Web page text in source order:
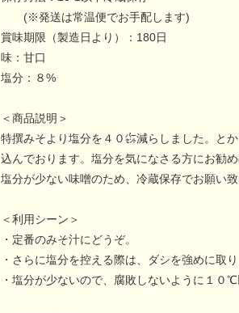
(※発送は常温便でお手配します)
賞味期限（製造日より）：180日
味：甘口
塩分：８%
＜商品説明＞
特撰みそより塩分を４０㌫減らしました。と
込んでおります。塩分を気になさる方にお勧め
塩分が少ない味噌のため、冷蔵保存でお願い致
＜利用シーン＞
・定番のみそ汁にどうぞ。
・さらに塩分を控える際は、ダシを強めに取
・塩分が少ないので、腐敗しないように１０